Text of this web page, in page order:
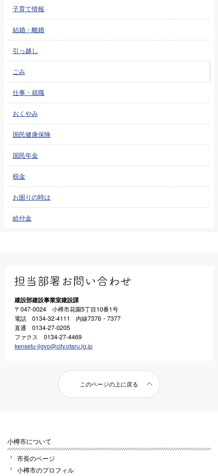
子育て情報
結婚・離婚
引っ越し
ごみ
仕事・就職
おくやみ
国民健康保険
国民年金
税金
お困りの時は
給付金
建設部建設事業室建設課
〒047-0024 小樽市花園5丁目10番1号
電話 0134-32-4111 内線7376・7377
直通 0134-27-0205
ファクス 0134-27-4469
kensetu-jigyo@city.otaru.lg.jp
このページの上に戻る
小樽市について
市長のページ
小樽市のプロフィル